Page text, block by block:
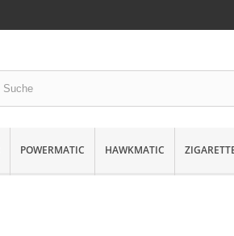
POWERMATIC HAWKMATIC